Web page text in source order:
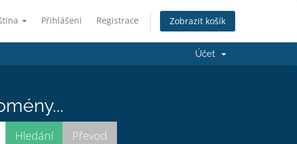
Přihlášení Registrace Zobrazit košík
Účet